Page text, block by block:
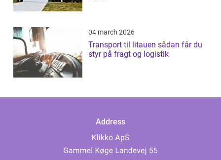
04 march 2026
Transport til litauen sådan får du
styr på fragt og logistik
Address